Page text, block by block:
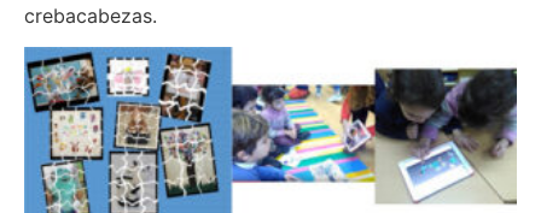
crebacabezas.